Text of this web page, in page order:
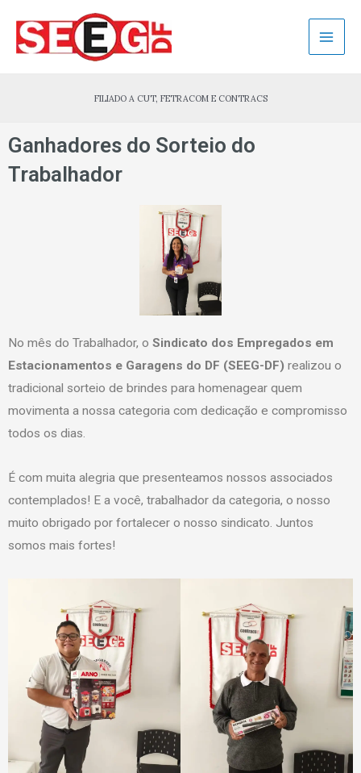
para
FILIADO A CUT, FETRACOM E CONTRACS
Ganhadores do Sorteio do
Trabalhador
No mês do Trabalhador, o Sindicato dos Empregados em
Estacionamentos e Garagens do DF (SEEG-DF) realizou o
tradicional sorteio de brindes para homenagear quem
movimenta a nossa categoria com dedicação e compromisso
todos os dias.
É com muita alegria que presenteamos nossos associados
contemplados! E a você, trabalhador da categoria, o nosso
muito obrigado por fortalecer o nosso sindicato. Juntos
somos mais fortes!